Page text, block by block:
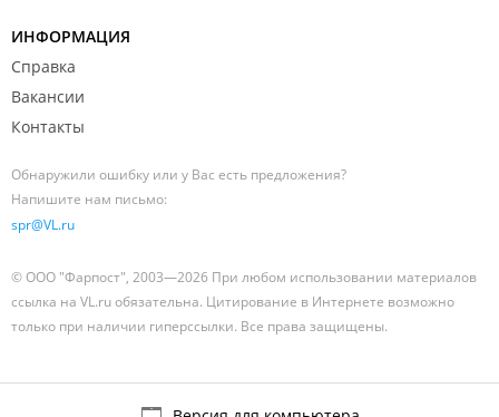
ИНФОРМАЦИЯ
Справка
Вакансии
Контакты
Обнаружили ошибку или у Вас есть предложения?
Напишите нам письмо:
spr@VL.ru
© ООО "Фарпост", 2003—2026 При любом использовании материалов
ссылка на VL.ru обязательна. Цитирование в Интернете возможно
только при наличии гиперссылки. Все права защищены.